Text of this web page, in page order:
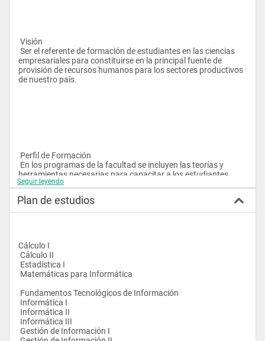
Visión
empresariales para constituirse en la principal fuente de
provisión de recursos humanos para los sectores productivos
de nuestro país.
Perfil de Formación
herramientas necesarias para capacitar a los estudiantes
frente a las diferentes situaciones que se presentan en el
de casos y de simuladores tecnológicos, cuyo objetivo son
despertar cola creatividad, estimular la capacidad para la
Seguir leyendo
Plan de estudios
Cálculo I
Cálculo II
Estadística I
Matemáticas para Informática
Fundamentos Tecnológicos de Información
Informática I
Informática II
Informática III
Gestión de Información I